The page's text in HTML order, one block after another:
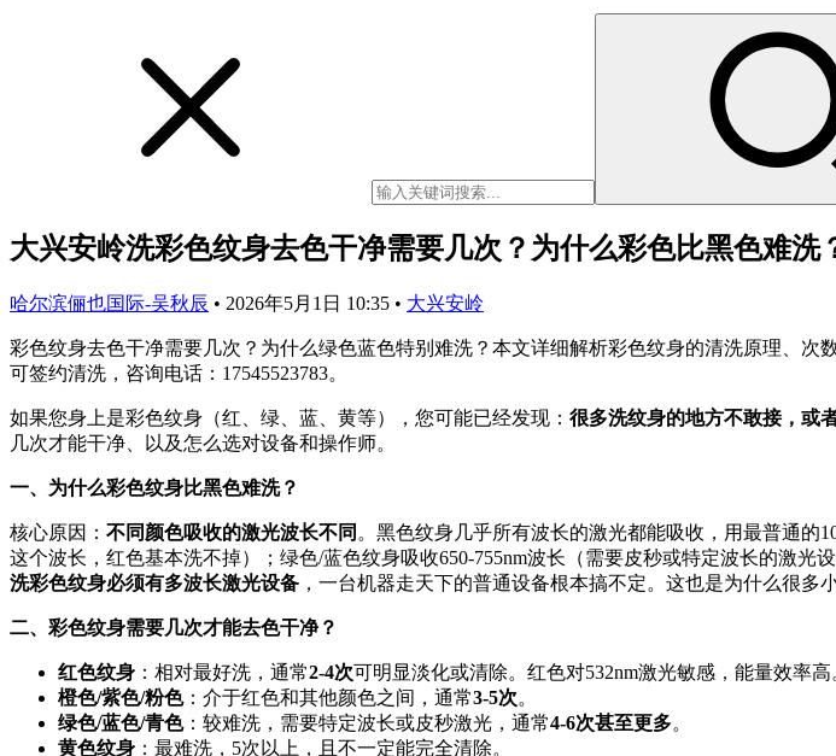
大兴安岭洗彩色纹身去色干净需要几次？为什么彩色比黑色难洗
哈尔滨俪也国际-吴秋辰 • 2026年5月1日 10:35 • 大兴安岭
彩色纹身去色干净需要几次？为什么绿色蓝色特别难洗？本文详细解析彩色纹身的清洗原理、
可签约清洗，咨询电话：17545523783。
如果您身上是彩色纹身（红、绿、蓝、黄等），您可能已经发现： 很多洗纹身的地方不敢接，或
几次才能干净、以及怎么选对设备和操作师。
一、为什么彩色纹身比黑色难洗？
核心原因： 不同颜色吸收的激光波长不同 。黑色纹身几乎所有波长的激光都能吸收，用最普通的
这个波长，红色基本洗不掉）；绿色/蓝色纹身吸收650-755nm波长（需要皮秒或特定波长的激
洗彩色纹身必须有多波长激光设备 ，一台机器走天下的普通设备根本搞不定。这也是为什么很多
二、彩色纹身需要几次才能去色干净？
红色纹身 ：相对最好洗，通常2-4次可明显淡化或清除。红色对532nm激光敏感，能量效率高
橙色/紫色/粉色：介于红色和其他颜色之间，通常3-5次。
绿色/蓝色/青色：较难洗，需要特定波长或皮秒激光，通常4-6次甚至更多。
黄色纹身 ：最难洗，5次以上，且不一定能完全清除。